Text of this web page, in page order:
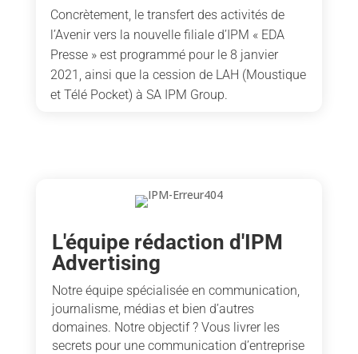
Concrètement, le transfert des activités de
l’Avenir vers la nouvelle filiale d’IPM « EDA
Presse » est programmé pour le 8 janvier
2021, ainsi que la cession de LAH (Moustique
et Télé Pocket) à SA IPM Group.
L'équipe rédaction d'IPM
Advertising
Notre équipe spécialisée en communication,
journalisme, médias et bien d’autres
domaines. Notre objectif ? Vous livrer les
secrets pour une communication d’entreprise